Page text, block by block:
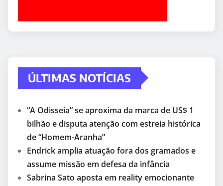
ÚLTIMAS NOTÍCIAS
“A Odisseia” se aproxima da marca de US$ 1
bilhão e disputa atenção com estreia histórica
de “Homem-Aranha”
Endrick amplia atuação fora dos gramados e
assume missão em defesa da infância
Sabrina Sato aposta em reality emocionante